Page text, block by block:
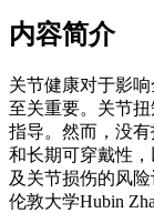
内容简介
关节健康对于影
至关重要。关节
指导。然而，没
和长期可穿戴性
及关节损伤的风
伦敦大学Hubin